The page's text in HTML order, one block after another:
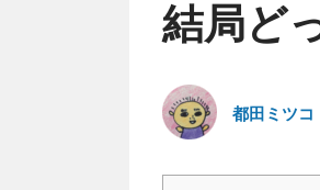
結局ど
都田ミツコ